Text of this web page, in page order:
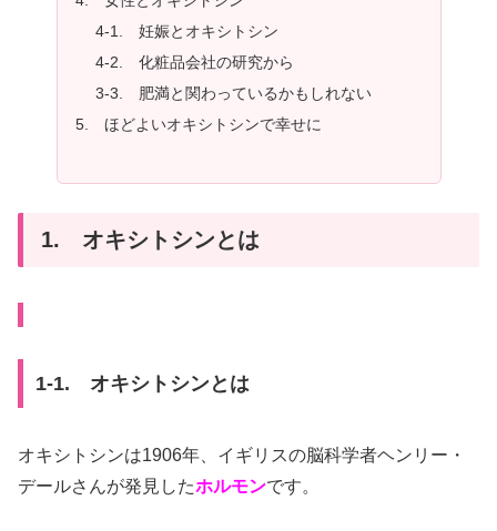
4-1. 妊娠とオキシトシン
4-2. 化粧品会社の研究から
3-3. 肥満と関わっているかもしれない
5. ほどよいオキシトシンで幸せに
1. オキシトシンとは
1-1. オキシトシンとは
オキシトシンは1906年、イギリスの脳科学者ヘンリー・
デールさんが発見したホルモンです。